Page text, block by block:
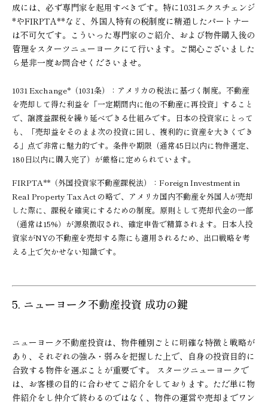
成には、必ず専門家を起用すべきです。特に1031エクスチェンジ
*やFIRPTA**など、外国人特有の税制度に精通したパートナー
は不可欠です。こういった専門家のご紹介、および物件購入後の
管理をスターツニューヨークにて行います。ご関心ございました
ら是非一度お問合せくださいませ。
1031 Exchange*（1031条）： アメリカの税法に基づく制度。不動産
を売却して得た利益を「一定期間内に他の不動産に再投資」すること
で、譲渡益課税を繰り延べできる仕組みです。日本の投資家にとって
も、「売却益をそのまま次の投資に回し、複利的に資産を大きくでき
る」点で非常に魅力的です。条件や期限（通常45日以内に物件選定、
180日以内に購入完了）が厳格に定められています。
FIRPTA**（外国投資家不動産課税法）：Foreign Investment in
Real Property Tax Act の略で、アメリカ国内不動産を外国人が売却
した際に、課税を確実にするための制度。原則として売却代金の一部
（通常は15%）が源泉徴収され、確定申告で精算されます。日本人投
資家がNYの不動産を売却する際にも適用されるため、出口戦略を考
える上で欠かせない知識です。
5. ニューヨーク不動産投資 成功の鍵
ニューヨーク不動産投資は、物件種別ごとに明確な特徴と戦略が
あり、それぞれの強み・弱みを把握した上で、自身の投資目的に
合致する物件を選ぶことが重要です。 スターツニューヨークで
は、お客様の目的に合わせてご紹介をしております。ただ単に物
件紹介をし仲介で終わるのではなく、物件の運営や売却までワン